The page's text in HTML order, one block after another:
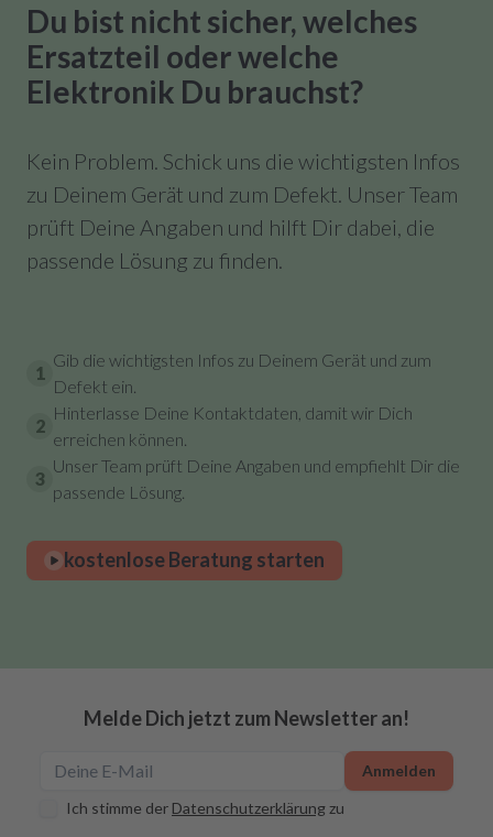
Du bist nicht sicher, welches
Ersatzteil oder welche
Elektronik Du brauchst?
Kein Problem. Schick uns die wichtigsten Infos
zu Deinem Gerät und zum Defekt. Unser Team
prüft Deine Angaben und hilft Dir dabei, die
passende Lösung zu finden.
1
Gib die wichtigsten Infos zu Deinem Gerät und zum
Defekt ein.
2
Hinterlasse Deine Kontaktdaten, damit wir Dich
erreichen können.
3
Unser Team prüft Deine Angaben und empfiehlt Dir die
passende Lösung.
kostenlose Beratung starten
Melde Dich jetzt zum Newsletter an!
Ich stimme der Datenschutzerklärung zu
Anmelden